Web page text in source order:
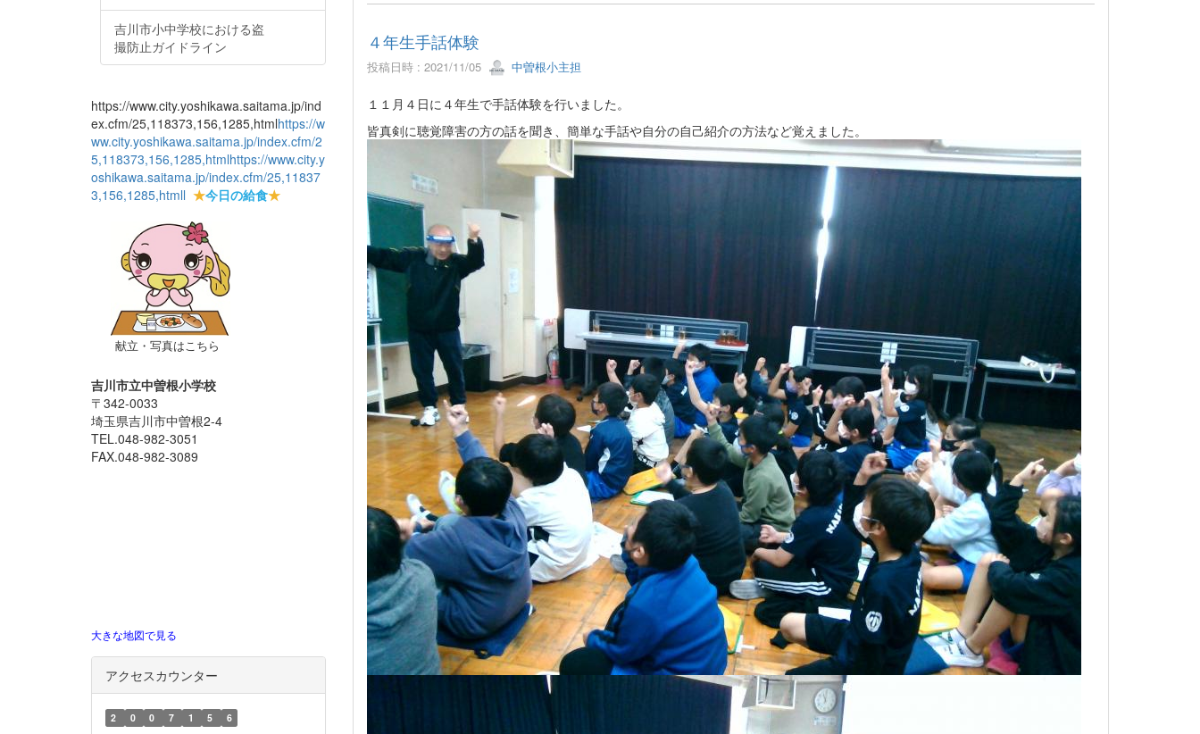
４年生手話体験
投稿日時 : 2021/11/05 中曽根小主担
１１月４日に４年生で手話体験を行いました。
皆真剣に聴覚障害の方の話を聞き、簡単な手話や自分の自己紹介の方法など覚えました。
吉川市小中学校における盗
撮防止ガイドライン
https://www.city.yoshikawa.saitama.jp/ind
ex.cfm/25,118373,156,1285,htmlhttps://w
ww.city.yoshikawa.saitama.jp/index.cfm/2
5,118373,156,1285,htmlhttps://www.city.y
oshikawa.saitama.jp/index.cfm/25,11837
3,156,1285,htmll ★今日の給食★
献立・写真はこちら
吉川市立中曽根小学校
〒342-0033
埼玉県吉川市中曽根2-4
TEL.048-982-3051
FAX.048-982-3089
大きな地図で見る
アクセスカウンター
2 0 0 7 1 5 6